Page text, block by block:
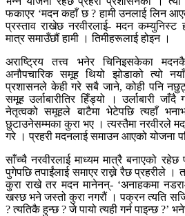
फकाएर ‘मदन कहाँ छ ? हामी उनलाई लिन
प्रस्ताव राखेछ नरवीरलाई- मदन कम्युनिस्ट
मात्र समाउँछौं हामी । तिमीहरूलाई होइन ।
अराष्ट्रिय तत्त्व भनेर चिनिइसकेका
अनौपचारिक समूह थियो झोडाको त्यो
प्रशासनले केही गरे सबै जाने, कोही पनि
समूह उर्लाबारीतिर हिँड्यो । उर्लाबारी
नेतृत्वको समूहले बाटैमा भेटेपछि त्यहाँ
छुटाउनेसम्मका कुरा भए । त्यस्तैमा नरवीरले
गरे । प्रहरी मदनलाई समाउन आएको योजना
साँच्चै नरवीरलाई माध्यम मात्रै बनाएको रहेछ
पुगेपछि तपाईंलाई समाएर राख्ने रैछ प्रहरीले
कुरा राखे तर मदन मानेनन्- ‘अनाहकमा
खस्छ भने जस्तो कुरा नगरौं । पक्रन त्यति
? त्यतिकै हुन्छ ? जे पायो त्यही गर्न पाइन्छ ?’